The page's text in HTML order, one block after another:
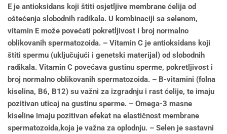
E je antioksidans koji štiti osjetljive membrane ćelija od
oštećenja slobodnih radikala. U kombinaciji sa selenom,
vitamin E može povećati pokretljivost i broj normalno
oblikovanih spermatozoida. – Vitamin C je antioksidans koji
štiti spermu (uključujući i genetski materijal) od slobodnih
radikala. Vitamin C povećava gustinu sperme, pokretljivost i
broj normalno oblikovanih spermatozoida. – B-vitamini (folna
kiselina, B6, B12) su važni za izgradnju i rast ćelije, te imaju
pozitivan uticaj na gustinu sperme. – Omega-3 masne
kiseline imaju pozitivan efekat na elastičnost membrane
spermatozoida,koja je važna za oplodnju. – Selen je sastavni